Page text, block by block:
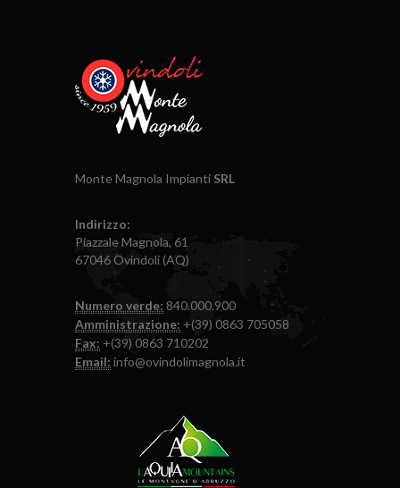
Monte Magnola Impianti SRL
Indirizzo:
Piazzale Magnola, 61
67046 Ovindoli (AQ)
Numero verde: 840.000.900
Amministrazione: +(39) 0863 705058
Fax: +(39) 0863 710202
Email: info@ovindolimagnola.it